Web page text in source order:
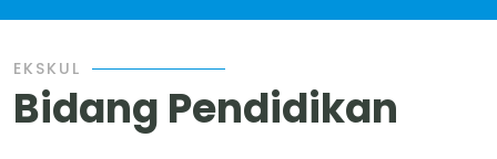
EKSKUL
Bidang Pendidikan